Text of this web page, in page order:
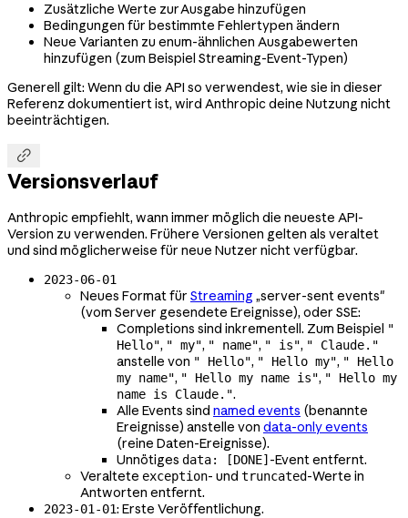
Zusätzliche Werte zur Ausgabe hinzufügen
Bedingungen für bestimmte Fehlertypen ändern
Neue Varianten zu enum-ähnlichen Ausgabewerten
hinzufügen (zum Beispiel Streaming-Event-Typen)
Generell gilt: Wenn du die API so verwendest, wie sie in dieser
Referenz dokumentiert ist, wird Anthropic deine Nutzung nicht
beeinträchtigen.

Versionsverlauf
Anthropic empfiehlt, wann immer möglich die neueste API-
Version zu verwenden. Frühere Versionen gelten als veraltet
und sind möglicherweise für neue Nutzer nicht verfügbar.
2023-06-01
Neues Format für Streaming „server-sent events"
(vom Server gesendete Ereignisse), oder SSE:
Completions sind inkrementell. Zum Beispiel "
Hello", " my", " name", " is", " Claude."
anstelle von " Hello", " Hello my", " Hello
my name", " Hello my name is", " Hello my
name is Claude.".
Alle Events sind named events (benannte
Ereignisse) anstelle von data-only events
(reine Daten-Ereignisse).
Unnötiges data: [DONE] -Event entfernt.
Veraltete exception- und truncated-Werte in
Antworten entfernt.
2023-01-01: Erste Veröffentlichung.